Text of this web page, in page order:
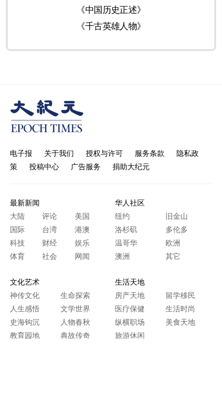
《中国历史正述》
《千古英雄人物》
电子报 关于我们 授权与许可 服务条款
隐私政
策
投稿中心 广告服务 捐助大纪元
最新新闻
大陆
评论
美国
国际
台湾
港澳
科技
财经
娱乐
体育
社会 网闻
华人社区
纽约
旧金山
洛杉矶
多伦多
温哥华
欧洲
澳洲
其它
文化艺术
神传文化
生命探索
人生感悟
文学世界
史海钩沉
人物春秋
教育园地
典故传奇
生活天地
房产天地
留学移民
医疗保健
生活时尚
纵横职场
美食天地
旅游休闲